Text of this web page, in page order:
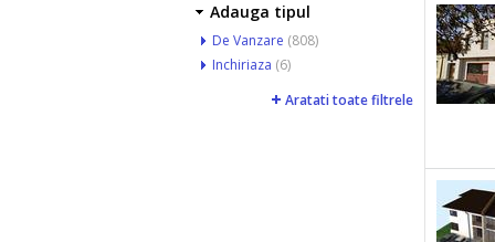
Adauga tipul
De Vanzare (808)
Inchiriaza (6)
Aratati toate filtrele